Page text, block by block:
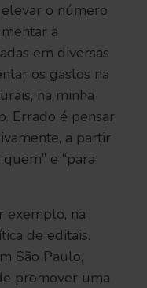
o número
a
em diversas
os gastos na
na minha
Errado é pensar
a partir
e “para
exemplo, na
de editais.
São Paulo,
promover uma